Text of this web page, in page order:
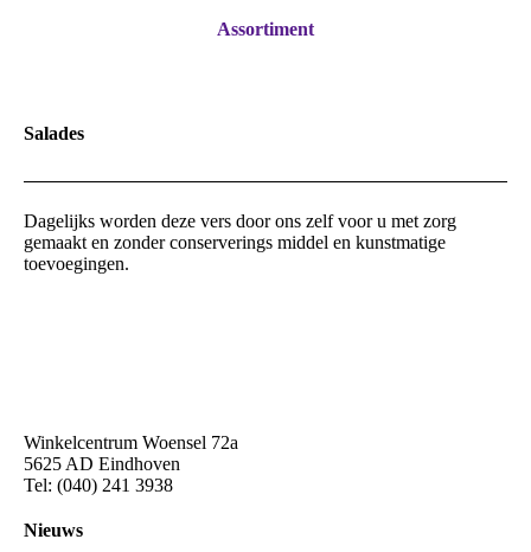
Assortiment
Salades
Dagelijks worden deze vers door ons zelf voor u met zorg
gemaakt en zonder conserverings middel en kunstmatige
toevoegingen.
Winkelcentrum Woensel 72a
5625 AD Eindhoven
Tel: (040) 241 3938
Nieuws